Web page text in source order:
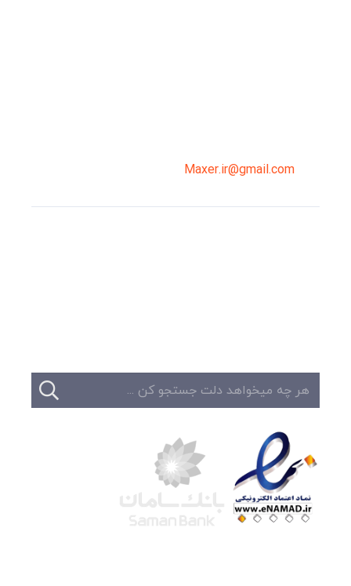
Maxer.ir@gmail.com